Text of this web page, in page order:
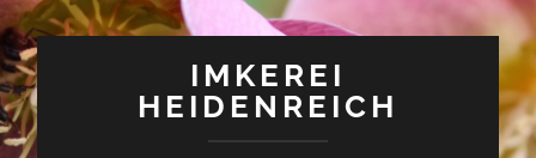
IMKEREI
HEIDENREICH